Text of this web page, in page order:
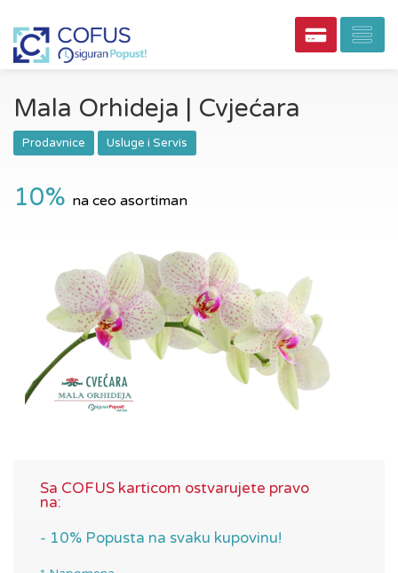
Mala Orhideja | Cvjećara
Prodavnice Usluge i Servis
10% na ceo asortiman
Sa COFUS karticom ostvarujete pravo
na:
- 10% Popusta na svaku kupovinu!